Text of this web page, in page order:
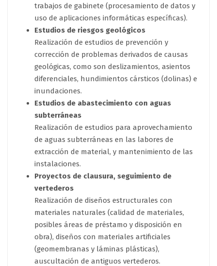
trabajos de gabinete (procesamiento de datos y
uso de aplicaciones informáticas específicas).
Estudios de riesgos geológicos
Realización de estudios de prevención y
corrección de problemas derivados de causas
geológicas, como son deslizamientos, asientos
diferenciales, hundimientos cársticos (dolinas) e
inundaciones.
Estudios de abastecimiento con aguas
subterráneas
Realización de estudios para aprovechamiento
de aguas subterráneas en las labores de
extracción de material, y mantenimiento de las
instalaciones.
Proyectos de clausura, seguimiento de
vertederos
Realización de diseños estructurales con
materiales naturales (calidad de materiales,
posibles áreas de préstamo y disposición en
obra), diseños con materiales artificiales
(geomembranas y láminas plásticas),
auscultación de antiguos vertederos.